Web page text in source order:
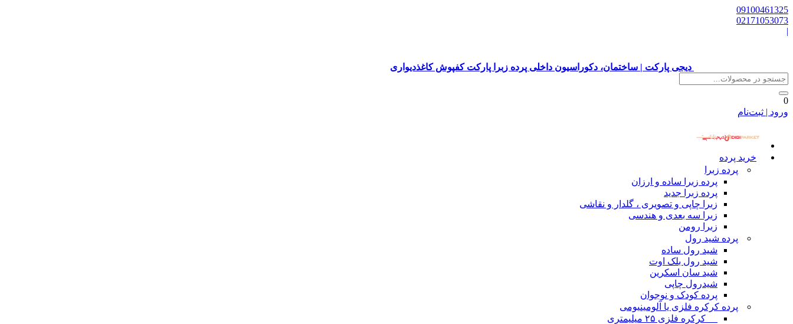
09100461325
02171053073
|
دیجی پارکت | ساختمان، دکوراسیون داخلی پرده زبرا پارکت کفپوش کاغذدیواری
0
ورود | ثبت‌نام
خرید پرده
پرده زبرا
پرده زبرا ساده و ارزان
پرده زبرا جدید
زبرا چاپی و تصویری ، گلدار و نقاشی
زبرا سه بعدی و هندسی
زبرا رومن
پرده شید رول
شید رول ساده
شید رول بلک اوت
شید سان اسکرین
شیدرول چاپی
پرده کودک و نوجوان
پرده کرکره فلزی یا آلومینیومی
__ کرکره فلزی ۲۵ میلیمتری